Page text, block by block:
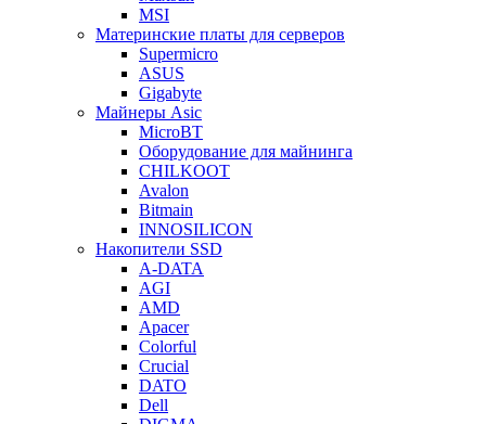
MSI
Материнские платы для серверов
Supermicro
ASUS
Gigabyte
Майнеры Asic
MicroBT
Оборудование для майнинга
CHILKOOT
Avalon
Bitmain
INNOSILICON
Накопители SSD
A-DATA
AGI
AMD
Apacer
Colorful
Crucial
DATO
Dell